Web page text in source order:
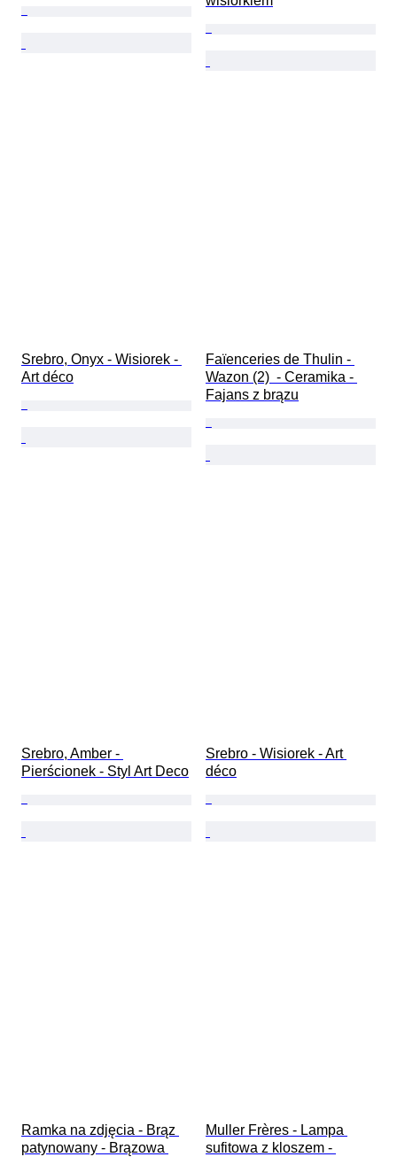
Srebro, Onyx - Wisiorek -
Art déco
Faïenceries de Thulin -
Wazon (2)  - Ceramika -
Fajans z brązu
Srebro, Amber -
Pierścionek - Styl Art Deco
Srebro - Wisiorek - Art
déco
Ramka na zdjęcia - Brąz
patynowany - Brązowa
Muller Frères - Lampa
sufitowa z kloszem -